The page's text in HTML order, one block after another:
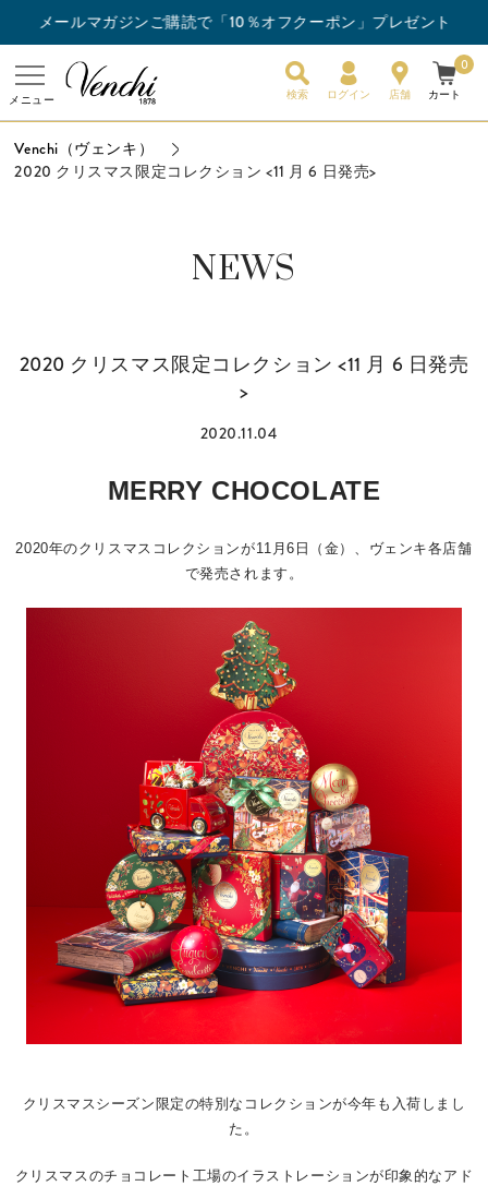
メールマガジンご購読で「10％オフクーポン」プレゼント
メニュー 検索 ログイン 店舗 カート
0
Venchi（ヴェンキ）
2020 クリスマス限定コレクション <11 月 6 日発売>
NEWS
2020 クリスマス限定コレクション <11 月 6 日発売
>
2020.11.04
MERRY CHOCOLATE
2020年のクリスマスコレクションが11月6日（金）、ヴェンキ各店舗
で発売されます。
クリスマスシーズン限定の特別なコレクションが今年も入荷しまし
た。
クリスマスのチョコレート工場のイラストレーションが印象的なアド